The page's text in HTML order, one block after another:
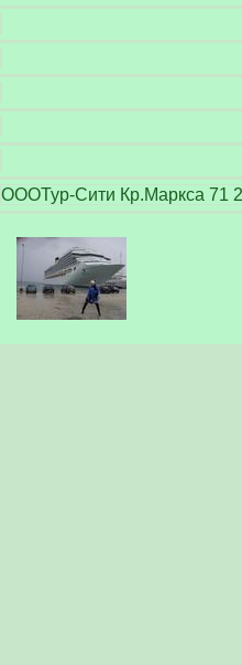
OOOТур-Сити Кр.Маркса 71